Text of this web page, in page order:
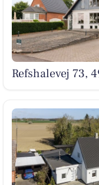
Refshalevej 73,